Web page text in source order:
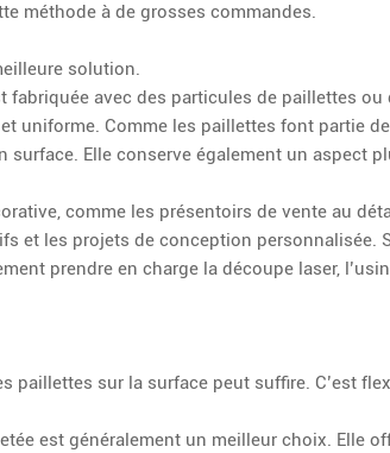
méthode à de grosses commandes.
solution.
avec des particules de paillettes ou
uniforme. Comme les paillettes font partie
Elle conserve également un aspect
comme les présentoirs de vente au
et les projets de conception personnalisée.
prendre en charge la découpe laser,
paillettes sur la surface peut suffire. C’est
est généralement un meilleur choix. Elle